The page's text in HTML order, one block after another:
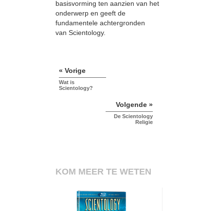
basisvorming ten aanzien van het
onderwerp en geeft de
fundamentele achtergronden
van Scientology.
« Vorige
Wat is
Scientology?
Volgende »
De Scientology
Religie
KOM MEER TE WETEN